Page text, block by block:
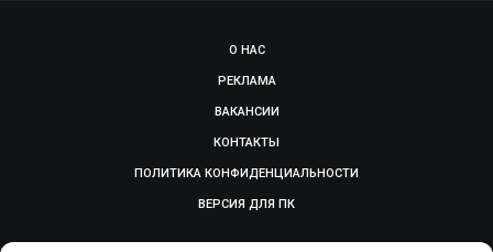
О НАС
РЕКЛАМА
ВАКАНСИИ
КОНТАКТЫ
ПОЛИТИКА КОНФИДЕНЦИАЛЬНОСТИ
ВЕРСИЯ ДЛЯ ПК